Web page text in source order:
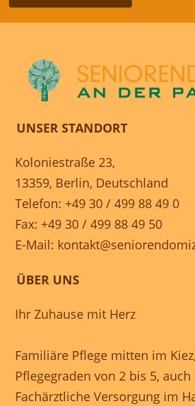
UNSER STANDORT
Koloniestraße 23,
13359, Berlin, Deutschland
Telefon: +49 30 / 499 88 49 0
Fax: +49 30 / 499 88 49 50
E-Mail:
ÜBER UNS
Ihr Zuhause mit Herz
Familiäre Pflege mitten im
Pflegegraden von 2 bis 5,
Fachärztliche Versorgung im